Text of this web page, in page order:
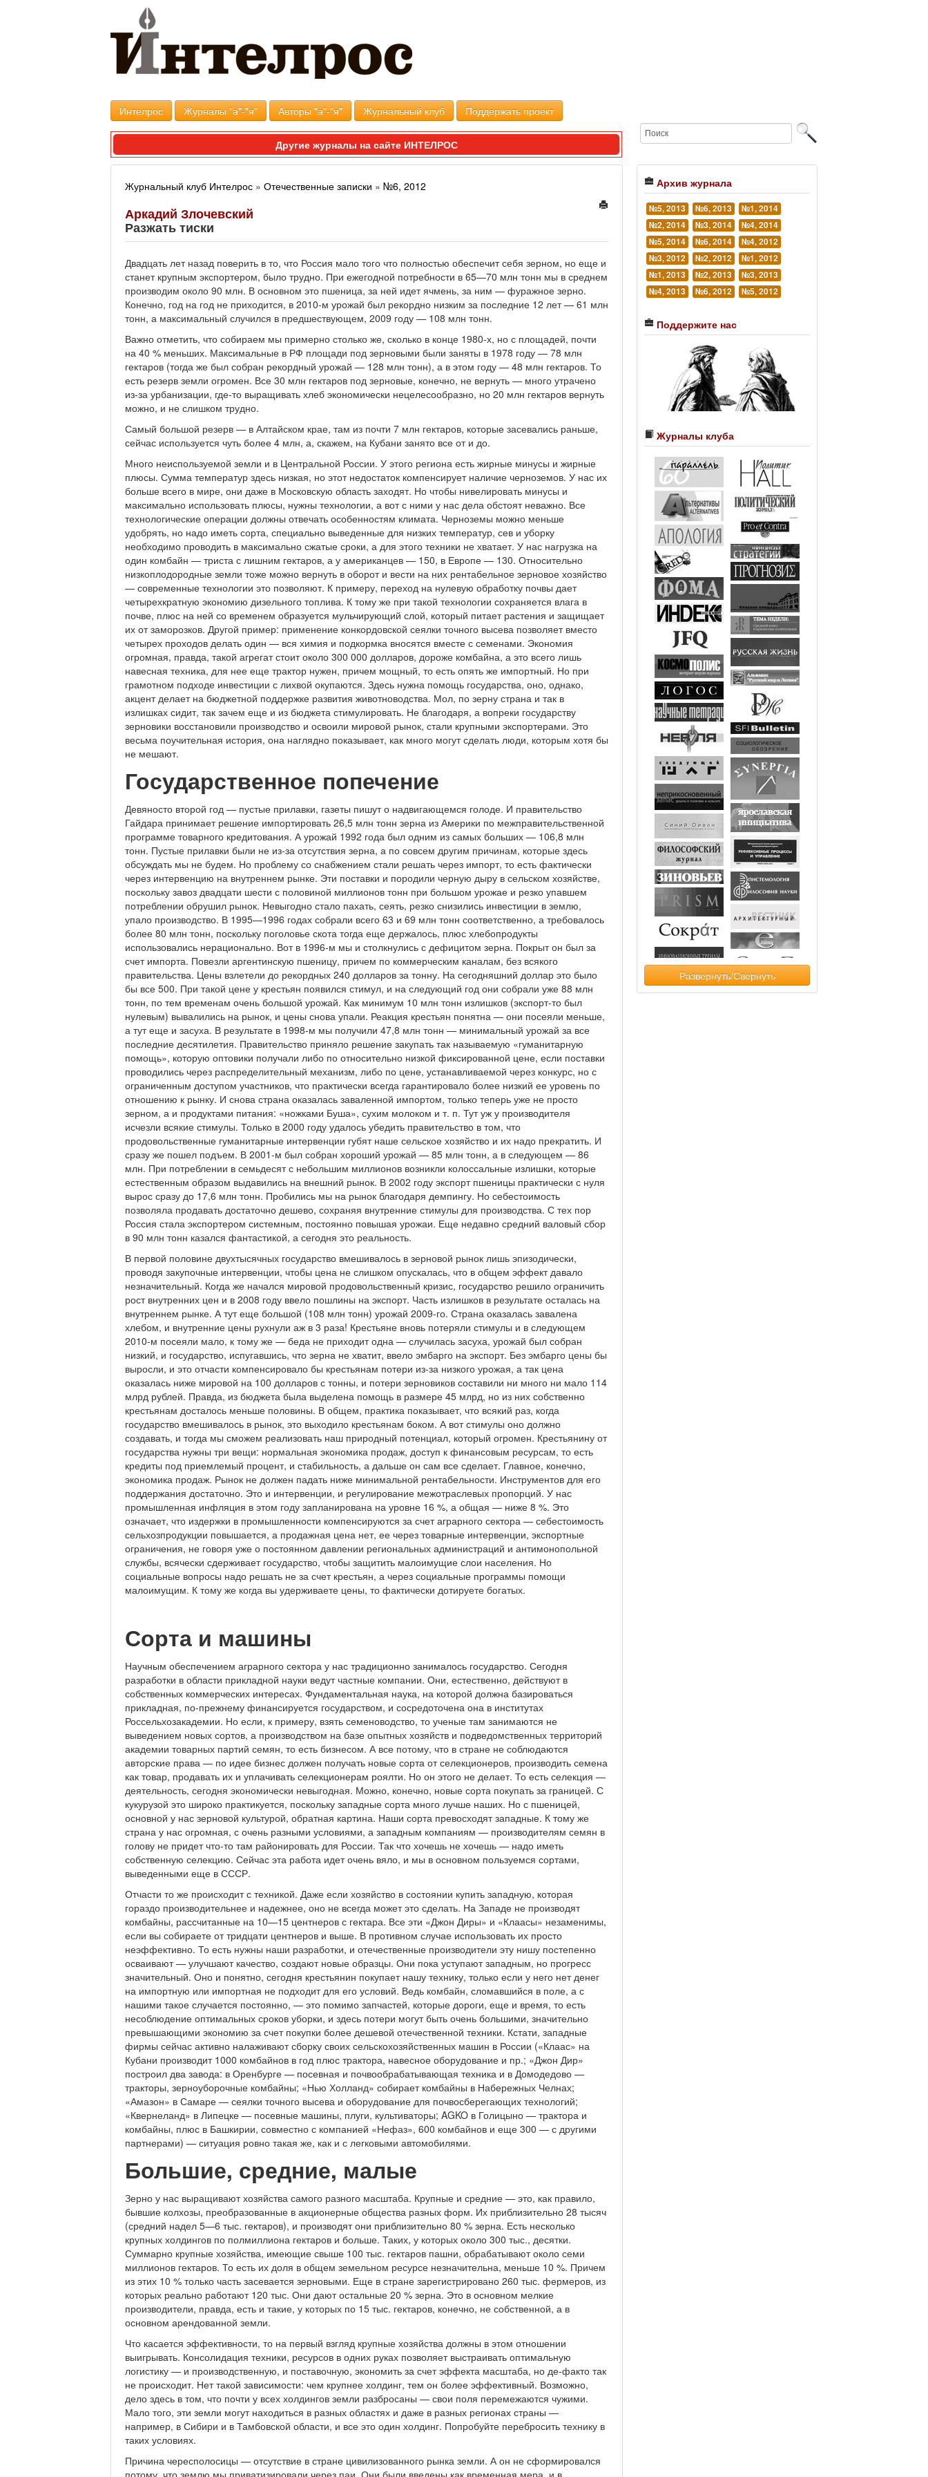
Интелрос Журналы "а"-"я" Авторы "а"-"я" Журнальный клуб Поддержать проект
Другие журналы на сайте ИНТЕЛРОС
Журнальный клуб Интелрос » Отечественные записки » №6, 2012
Аркадий Злочевский
Разжать тиски
Двадцать лет назад поверить в то, что Россия мало того что полностью обеспечит себя зерном, но еще и
станет крупным экспортером, было трудно. При ежегодной потребности в 65—70 млн тонн мы в среднем
производим около 90 млн. В основном это пшеница, за ней идет ячмень, за ним — фуражное зерно.
Конечно, год на год не приходится, в 2010-м урожай был рекордно низким за последние 12 лет — 61 млн
тонн, а максимальный случился в предшествующем, 2009 году — 108 млн тонн.
Важно отметить, что собираем мы примерно столько же, сколько в конце 1980-х, но с площадей, почти
на 40 % меньших. Максимальные в РФ площади под зерновыми были заняты в 1978 году — 78 млн
гектаров (тогда же был собран рекордный урожай — 128 млн тонн), а в этом году — 48 млн гектаров. То
есть резерв земли огромен. Все 30 млн гектаров под зерновые, конечно, не вернуть — много утрачено
из-за урбанизации, где-то выращивать хлеб экономически нецелесообразно, но 20 млн гектаров вернуть
можно, и не слишком трудно.
Самый большой резерв — в Алтайском крае, там из почти 7 млн гектаров, которые засевались раньше,
сейчас используется чуть более 4 млн, а, скажем, на Кубани занято все от и до.
Много неиспользуемой земли и в Центральной России. У этого региона есть жирные минусы и жирные
плюсы. Сумма температур здесь низкая, но этот недостаток компенсирует наличие черноземов. У нас их
больше всего в мире, они даже в Московскую область заходят. Но чтобы нивелировать минусы и
максимально использовать плюсы, нужны технологии, а вот с ними у нас дела обстоят неважно. Все
технологические операции должны отвечать особенностям климата. Черноземы можно меньше
удобрять, но надо иметь сорта, специально выведенные для низких температур, сев и уборку
необходимо проводить в максимально сжатые сроки, а для этого техники не хватает. У нас нагрузка на
один комбайн — триста с лишним гектаров, а у американцев — 150, в Европе — 130. Относительно
низкоплодородные земли тоже можно вернуть в оборот и вести на них рентабельное зерновое хозяйство
— современные технологии это позволяют. К примеру, переход на нулевую обработку почвы дает
четырехкратную экономию дизельного топлива. К тому же при такой технологии сохраняется влага в
почве, плюс на ней со временем образуется мульчирующий слой, который питает растения и защищает
их от заморозков. Другой пример: применение конкордовской сеялки точного высева позволяет вместо
четырех проходов делать один — вся химия и подкормка вносятся вместе с семенами. Экономия
огромная, правда, такой агрегат стоит около 300 000 долларов, дороже комбайна, а это всего лишь
навесная техника, для нее еще трактор нужен, причем мощный, то есть опять же импортный. Но при
грамотном подходе инвестиции с лихвой окупаются. Здесь нужна помощь государства, оно, однако,
акцент делает на бюджетной поддержке развития животноводства. Мол, по зерну страна и так в
излишках сидит, так зачем еще и из бюджета стимулировать. Не благодаря, а вопреки государству
зерновики восстановили производство и освоили мировой рынок, стали крупными экспортерами. Это
весьма поучительная история, она наглядно показывает, как много могут сделать люди, которым хотя бы
не мешают.
Государственное попечение
Девяносто второй год — пустые прилавки, газеты пишут о надвигающемся голоде. И правительство
Гайдара принимает решение импортировать 26,5 млн тонн зерна из Америки по межправительственной
программе товарного кредитования. А урожай 1992 года был одним из самых больших — 106,8 млн
тонн. Пустые прилавки были не из-за отсутствия зерна, а по совсем другим причинам, которые здесь
обсуждать мы не будем. Но проблему со снабжением стали решать через импорт, то есть фактически
через интервенцию на внутреннем рынке. Эти поставки и породили черную дыру в сельском хозяйстве,
поскольку завоз двадцати шести с половиной миллионов тонн при большом урожае и резко упавшем
потреблении обрушил рынок. Невыгодно стало пахать, сеять, резко снизились инвестиции в землю,
упало производство. В 1995—1996 годах собрали всего 63 и 69 млн тонн соответственно, а требовалось
более 80 млн тонн, поскольку поголовье скота тогда еще держалось, плюс хлебопродукты
использовались нерационально. Вот в 1996-м мы и столкнулись с дефицитом зерна. Покрыт он был за
счет импорта. Повезли аргентинскую пшеницу, причем по коммерческим каналам, без всякого
правительства. Цены взлетели до рекордных 240 долларов за тонну. На сегодняшний доллар это было
бы все 500. При такой цене у крестьян появился стимул, и на следующий год они собрали уже 88 млн
тонн, по тем временам очень большой урожай. Как минимум 10 млн тонн излишков (экспорт-то был
нулевым) вывалились на рынок, и цены снова упали. Реакция крестьян понятна — они посеяли меньше,
а тут еще и засуха. В результате в 1998-м мы получили 47,8 млн тонн — минимальный урожай за все
последние десятилетия. Правительство приняло решение закупать так называемую «гуманитарную
помощь», которую оптовики получали либо по относительно низкой фиксированной цене, если поставки
проводились через распределительный механизм, либо по цене, устанавливаемой через конкурс, но с
ограниченным доступом участников, что практически всегда гарантировало более низкий ее уровень по
отношению к рынку. И снова страна оказалась заваленной импортом, только теперь уже не просто
зерном, а и продуктами питания: «ножками Буша», сухим молоком и т. п. Тут уж у производителя
исчезли всякие стимулы. Только в 2000 году удалось убедить правительство в том, что
продовольственные гуманитарные интервенции губят наше сельское хозяйство и их надо прекратить. И
сразу же пошел подъем. В 2001-м был собран хороший урожай — 85 млн тонн, а в следующем — 86
млн. При потреблении в семьдесят с небольшим миллионов возникли колоссальные излишки, которые
естественным образом выдавились на внешний рынок. В 2002 году экспорт пшеницы практически с нуля
вырос сразу до 17,6 млн тонн. Пробились мы на рынок благодаря демпингу. Но себестоимость
позволяла продавать достаточно дешево, сохраняя внутренние стимулы для производства. С тех пор
Россия стала экспортером системным, постоянно повышая урожаи. Еще недавно средний валовый сбор
в 90 млн тонн казался фантастикой, а сегодня это реальность.
В первой половине двухтысячных государство вмешивалось в зерновой рынок лишь эпизодически,
проводя закупочные интервенции, чтобы цена не слишком опускалась, что в общем эффект давало
незначительный. Когда же начался мировой продовольственный кризис, государство решило ограничить
рост внутренних цен и в 2008 году ввело пошлины на экспорт. Часть излишков в результате осталась на
внутреннем рынке. А тут еще большой (108 млн тонн) урожай 2009-го. Страна оказалась завалена
хлебом, и внутренние цены рухнули аж в 3 раза! Крестьяне вновь потеряли стимулы и в следующем
2010-м посеяли мало, к тому же — беда не приходит одна — случилась засуха, урожай был собран
низкий, и государство, испугавшись, что зерна не хватит, ввело эмбарго на экспорт. Без эмбарго цены бы
выросли, и это отчасти компенсировало бы крестьянам потери из-за низкого урожая, а так цена
оказалась ниже мировой на 100 долларов с тонны, и потери зерновиков составили ни много ни мало 114
млрд рублей. Правда, из бюджета была выделена помощь в размере 45 млрд, но из них собственно
крестьянам досталось меньше половины. В общем, практика показывает, что всякий раз, когда
государство вмешивалось в рынок, это выходило крестьянам боком. А вот стимулы оно должно
создавать, и тогда мы сможем реализовать наш природный потенциал, который огромен. Крестьянину от
государства нужны три вещи: нормальная экономика продаж, доступ к финансовым ресурсам, то есть
кредиты под приемлемый процент, и стабильность, а дальше он сам все сделает. Главное, конечно,
экономика продаж. Рынок не должен падать ниже минимальной рентабельности. Инструментов для его
поддержания достаточно. Это и интервенции, и регулирование межотраслевых пропорций. У нас
промышленная инфляция в этом году запланирована на уровне 16 %, а общая — ниже 8 %. Это
означает, что издержки в промышленности компенсируются за счет аграрного сектора — себестоимость
сельхозпродукции повышается, а продажная цена нет, ее через товарные интервенции, экспортные
ограничения, не говоря уже о постоянном давлении региональных администраций и антимонопольной
службы, всячески сдерживает государство, чтобы защитить малоимущие слои населения. Но
социальные вопросы надо решать не за счет крестьян, а через социальные программы помощи
малоимущим. К тому же когда вы удерживаете цены, то фактически дотируете богатых.
Сорта и машины
Научным обеспечением аграрного сектора у нас традиционно занималось государство. Сегодня
разработки в области прикладной науки ведут частные компании. Они, естественно, действуют в
собственных коммерческих интересах. Фундаментальная наука, на которой должна базироваться
прикладная, по-прежнему финансируется государством, и сосредоточена она в институтах
Россельхозакадемии. Но если, к примеру, взять семеноводство, то ученые там занимаются не
выведением новых сортов, а производством на базе опытных хозяйств и подведомственных территорий
академии товарных партий семян, то есть бизнесом. А все потому, что в стране не соблюдаются
авторские права — по идее бизнес должен получать новые сорта от селекционеров, производить семена
как товар, продавать их и уплачивать селекционерам роялти. Но он этого не делает. То есть селекция —
деятельность, сегодня экономически невыгодная. Можно, конечно, новые сорта покупать за границей. С
кукурузой это широко практикуется, поскольку западные сорта много лучше наших. Но с пшеницей,
основной у нас зерновой культурой, обратная картина. Наши сорта превосходят западные. К тому же
страна у нас огромная, с очень разными условиями, а западным компаниям — производителям семян в
голову не придет что-то там районировать для России. Так что хочешь не хочешь — надо иметь
собственную селекцию. Сейчас эта работа идет очень вяло, и мы в основном пользуемся сортами,
выведенными еще в СССР.
Отчасти то же происходит с техникой. Даже если хозяйство в состоянии купить западную, которая
гораздо производительнее и надежнее, оно не всегда может это сделать. На Западе не производят
комбайны, рассчитанные на 10—15 центнеров с гектара. Все эти «Джон Диры» и «Клаасы» незаменимы,
если вы собираете от тридцати центнеров и выше. В противном случае использовать их просто
неэффективно. То есть нужны наши разработки, и отечественные производители эту нишу постепенно
осваивают — улучшают качество, создают новые образцы. Они пока уступают западным, но прогресс
значительный. Оно и понятно, сегодня крестьянин покупает нашу технику, только если у него нет денег
на импортную или импортная не подходит для его условий. Ведь комбайн, сломавшийся в поле, а с
нашими такое случается постоянно, — это помимо запчастей, которые дороги, еще и время, то есть
несоблюдение оптимальных сроков уборки, и здесь потери могут быть очень большими, значительно
превышающими экономию за счет покупки более дешевой отечественной техники. Кстати, западные
фирмы сейчас активно налаживают сборку своих сельскохозяйственных машин в России («Клаас» на
Кубани производит 1000 комбайнов в год плюс трактора, навесное оборудование и пр.; «Джон Дир»
построил два завода: в Оренбурге — посевная и почвообрабатывающая техника и в Домодедово —
тракторы, зерноуборочные комбайны; «Нью Холланд» собирает комбайны в Набережных Челнах;
«Амазон» в Самаре — сеялки точного высева и оборудование для почвосберегающих технологий;
«Квернеланд» в Липецке — посевные машины, плуги, культиваторы; AGKO в Голицыно — трактора и
комбайны, плюс в Башкирии, совместно с компанией «Нефаз», 600 комбайнов и еще 300 — с другими
партнерами) — ситуация ровно такая же, как и с легковыми автомобилями.
Большие, средние, малые
Зерно у нас выращивают хозяйства самого разного масштаба. Крупные и средние — это, как правило,
бывшие колхозы, преобразованные в акционерные общества разных форм. Их приблизительно 28 тысяч
(средний надел 5—6 тыс. гектаров), и производят они приблизительно 80 % зерна. Есть несколько
крупных холдингов по полмиллиона гектаров и больше. Таких, у которых около 300 тыс., десятки.
Суммарно крупные хозяйства, имеющие свыше 100 тыс. гектаров пашни, обрабатывают около семи
миллионов гектаров. То есть их доля в общем земельном ресурсе незначительна, меньше 10 %. Причем
из этих 10 % только часть засевается зерновыми. Еще в стране зарегистрировано 260 тыс. фермеров, из
которых реально работают 120 тыс. Они дают остальные 20 % зерна. Это в основном мелкие
производители, правда, есть и такие, у которых по 15 тыс. гектаров, конечно, не собственной, а в
основном арендованной земли.
Что касается эффективности, то на первый взгляд крупные хозяйства должны в этом отношении
выигрывать. Консолидация техники, ресурсов в одних руках позволяет выстраивать оптимальную
логистику — и производственную, и поставочную, экономить за счет эффекта масштаба, но де-факто так
не происходит. Нет такой зависимости: чем крупнее холдинг, тем он более эффективный. Возможно,
дело здесь в том, что почти у всех холдингов земли разбросаны — свои поля перемежаются чужими.
Мало того, эти земли могут находиться в разных областях и даже в разных регионах страны —
например, в Сибири и в Тамбовской области, и все это один холдинг. Попробуйте перебросить технику в
таких условиях.
Причина чересполосицы — отсутствие в стране цивилизованного рынка земли. А он не сформировался
потому, что землю мы приватизировали через паи. Они были введены как временная мера, и в
Архив журнала
№5, 2013 №6, 2013
№1, 2014
№2, 2014
№3, 2014
№4, 2014
№5, 2014
№6, 2014
№4, 2012
№3, 2012
№2, 2012
№1, 2012
№1, 2013
№2, 2013
№3, 2013
№4, 2013
№6, 2012 №5, 2012
Поддержите нас
Журналы клуба
Развернуть/Свернуть